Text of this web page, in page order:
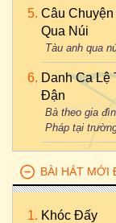
Câu
Qua Núi
Tàu anh qua
Danh Ca
Đận
Bà theo gia
Pháp tại
BÀI HÁT MỚI
Khóc Đấy